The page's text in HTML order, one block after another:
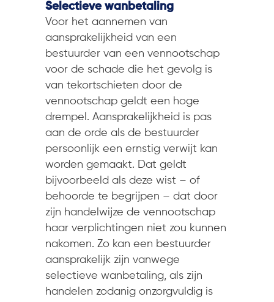
Selectieve wanbetaling
Voor het aannemen van
aansprakelijkheid van een
bestuurder van een vennootschap
voor de schade die het gevolg is
van tekortschieten door de
vennootschap geldt een hoge
drempel. Aansprakelijkheid is pas
aan de orde als de bestuurder
persoonlijk een ernstig verwijt kan
worden gemaakt. Dat geldt
bijvoorbeeld als deze wist – of
behoorde te begrijpen – dat door
zijn handelwijze de vennootschap
haar verplichtingen niet zou kunnen
nakomen. Zo kan een bestuurder
aansprakelijk zijn vanwege
selectieve wanbetaling, als zijn
handelen zodanig onzorgvuldig is